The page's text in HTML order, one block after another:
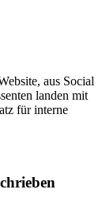
aus Social
landen mit
für interne